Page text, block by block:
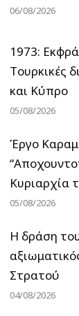
06/08/2026
1973:
Tουρκικές
και Κύπρο
05/08/2026
Έργο
Κυριαρχία
05/08/2026
H δράση
Στρατού
04/08/2026